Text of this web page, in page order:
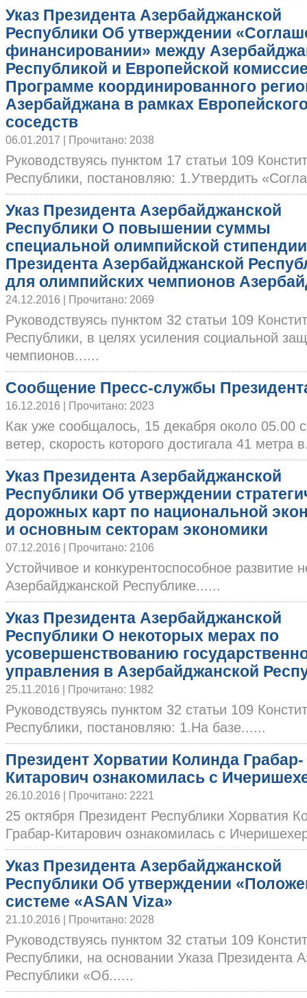
Указ Президента Азербайджанской
Республики Об утверждении
финансировании» между
Республикой и Европейской
Программе координированного
Азербайджана в рамках
соседств
06.01.2017 | Прочитано: 2038
Руководствуясь пунктом 17 статьи 109
Республики, постановляю: 1.Утвердить
Указ Президента Азербайджанской
Республики О повышении суммы
специальной олимпийской стипендии
Президента Азербайджанской
для олимпийских чемпионов
24.12.2016 | Прочитано: 2069
Руководствуясь пунктом 32 статьи 109
Республики, в целях усиления социальной
чемпионов......
Сообщение Пресс-службы
16.12.2016 | Прочитано: 2023
Как уже сообщалось, 15 декабря около 05.00
ветер, скорость которого достигала 41 метра
Указ Президента Азербайджанской
Республики Об утверждении
дорожных карт по национальной
и основным секторам экономики
07.12.2016 | Прочитано: 2106
Устойчивое и конкурентоспособное развитие
Азербайджанской Республике......
Указ Президента Азербайджанской
Республики О некоторых мерах по
усовершенствованию
управления в Азербайджанской
25.11.2016 | Прочитано: 1982
Руководствуясь пунктом 32 статьи 109
Республики, постановляю: 1.На базе......
Президент Хорватии Колинда Грабар-
Китарович ознакомилась с
26.10.2016 | Прочитано: 2221
25 октября Президент Республики Хорватия
Грабар-Китарович ознакомилась с
Указ Президента Азербайджанской
Республики Об утверждении
системе «ASAN Viza»
21.10.2016 | Прочитано: 2028
Руководствуясь пунктом 32 статьи 109
Республики, на основании Указа Президента
Республики «Об......